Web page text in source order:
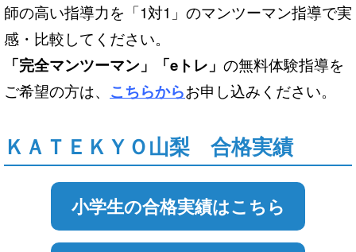
師の高い指導力を「1対1」のマンツーマン指導で実
感・比較してください。
「完全マンツーマン」「eトレ」 の無料体験指導を
ご希望の方は、 こちらからお申し込みください。
ＫＡＴＥＫＹＯ山梨 合格実績
小学生の合格実績はこちら